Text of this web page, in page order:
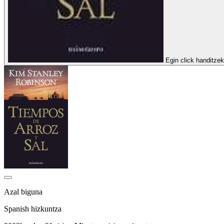
Egin click
Azal biguna
Spanish hizkuntza